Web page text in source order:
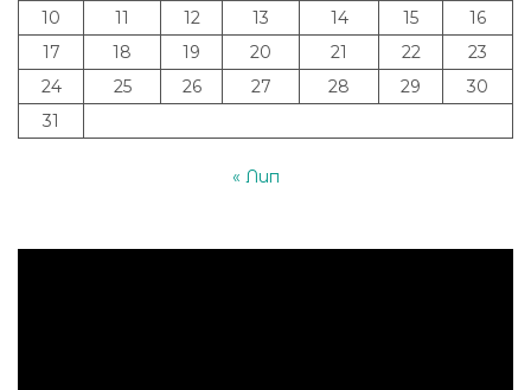
10
11 12 13 14 15
16
17
18 19 20 21 22
23
24
25 26 27 28 29
30
31
« Лип